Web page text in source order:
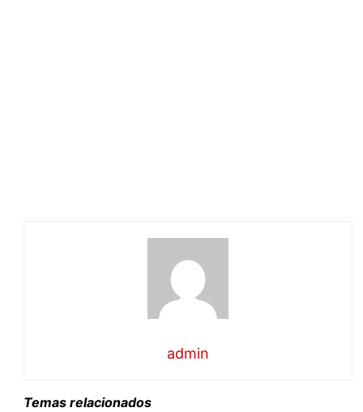
admin
Temas relacionados